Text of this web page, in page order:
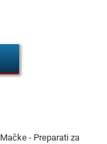
Mačke - Preparati za